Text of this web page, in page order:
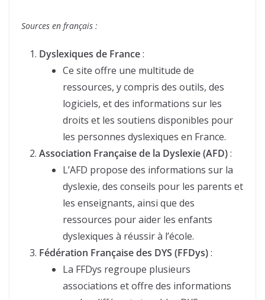
Sources en français :
Dyslexiques de France:
Ce site offre une multitude de
ressources, y compris des outils, des
logiciels, et des informations sur les
droits et les soutiens disponibles pour
les personnes dyslexiques en France.
Association Française de la Dyslexie (AFD):
L’AFD propose des informations sur la
dyslexie, des conseils pour les parents et
les enseignants, ainsi que des
ressources pour aider les enfants
dyslexiques à réussir à l’école.
Fédération Française des DYS (FFDys):
La FFDys regroupe plusieurs
associations et offre des informations